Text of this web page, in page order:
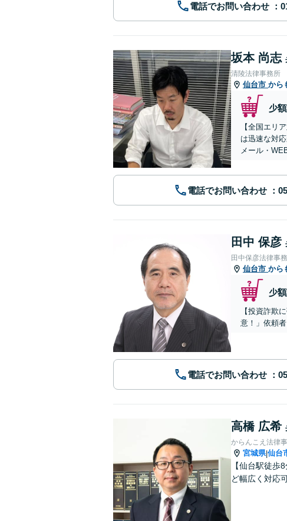
電話でお問い合わせ
坂本 尚志
清陵法律事務所
仙台市 から
少
【全国エリ
は迅速な対
メール・
電話でお問い合わせ
田中 保彦
田中保彦法律事
仙台市 から
少
【投資詐欺
意！」依頼
電話でお問い合わせ
高橋 広希
からんこえ法律
宮城県|仙台
【仙台駅徒
ど幅広く対応